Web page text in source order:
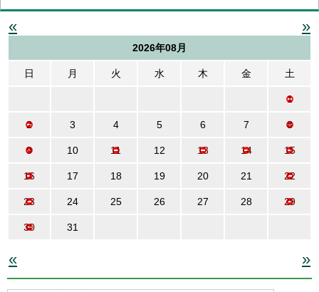
« »
2026年08月
日 月 火 水 木 金 土
1
2 3 4 5 6 7 8
9 10 11 12 13 14 15
16 17 18 19 20 21 22
23 24 25 26 27 28 29
30 31
« »